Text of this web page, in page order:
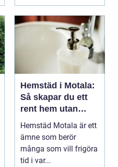
Hemstäd i Motala:
Så skapar du ett
rent hem utan
stress
Hemstäd Motala är ett
ämne som berör
många som vill frigöra
tid i var...